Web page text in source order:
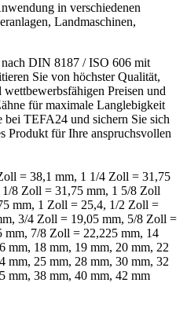
in verschiedenen
Landmaschinen,
DIN 8187 / ISO 606 mit
Sie von höchster Qualität,
Preisen und
für maximale Langlebigkeit
bei TEFA24 und sichern Sie sich
Produkt für Ihre anspruchsvollen
= 38,1 mm, 1 1/4 Zoll = 31,75
1/8 Zoll = 31,75 mm, 1 5/8 Zoll
mm, 1 Zoll = 25,4, 1/2 Zoll =
3/4 Zoll = 19,05 mm, 5/8 Zoll =
mm, 7/8 Zoll = 22,225 mm, 14
mm, 18 mm, 19 mm, 20 mm, 22
mm, 25 mm, 28 mm, 30 mm, 32
mm, 38 mm, 40 mm, 42 mm